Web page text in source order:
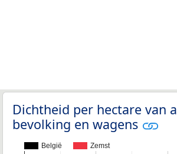
Dichtheid per hectare van
bevolking en wagens
België Zemst